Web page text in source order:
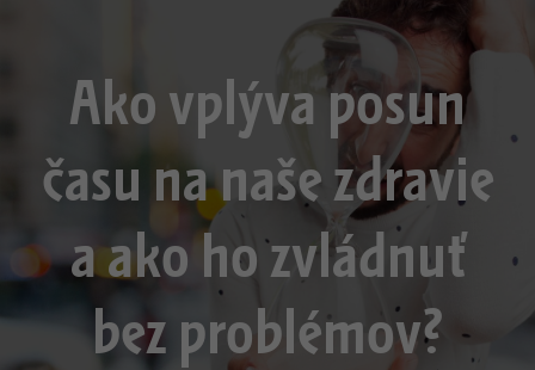
Ako vplýva posun
času na naše zdravie
a ako ho zvládnuť
bez problémov?